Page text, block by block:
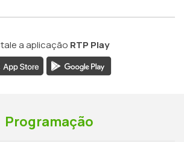
a aplicação RTP Play
Programação